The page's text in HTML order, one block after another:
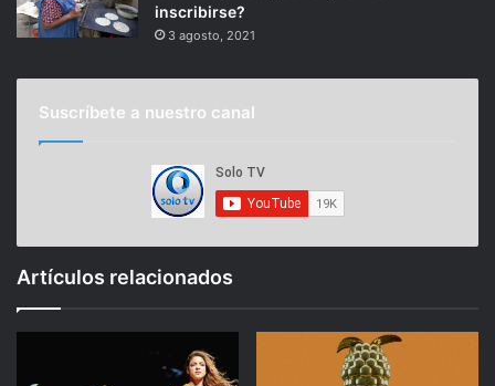
inscribirse?
3 agosto, 2021
Suscríbete a nuestro canal
Artículos relacionados